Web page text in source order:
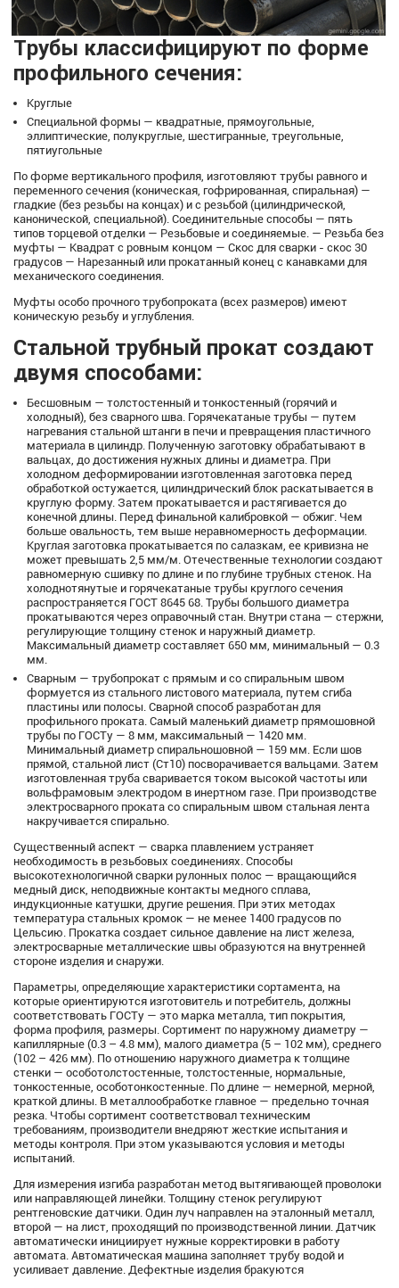
Трубы классифицируют по форме
профильного сечения:
Круглые
Специальной формы — квадратные, прямоугольные,
эллиптические, полукруглые, шестигранные, треугольные,
пятиугольные
По форме вертикального профиля, изготовляют трубы равного и
переменного сечения (коническая, гофрированная, спиральная) —
гладкие (без резьбы на концах) и с резьбой (цилиндрической,
канонической, специальной). Соединительные способы — пять
типов торцевой отделки — Резьбовые и соединяемые. — Резьба без
муфты — Квадрат с ровным концом — Скос для сварки - скос 30
градусов — Нарезанный или прокатанный конец с канавками для
механического соединения.
Муфты особо прочного трубопроката (всех размеров) имеют
коническую резьбу и углубления.
Стальной трубный прокат создают
двумя способами:
Бесшовным — толстостенный и тонкостенный (горячий и
холодный), без сварного шва. Горячекатаные трубы — путем
нагревания стальной штанги в печи и превращения пластичного
материала в цилиндр. Полученную заготовку обрабатывают в
вальцах, до достижения нужных длины и диаметра. При
холодном деформировании изготовленная заготовка перед
обработкой остужается, цилиндрический блок раскатывается в
круглую форму. Затем прокатывается и растягивается до
конечной длины. Перед финальной калибровкой — обжиг. Чем
больше овальность, тем выше неравномерность деформации.
Круглая заготовка прокатывается по салазкам, ее кривизна не
может превышать 2,5 мм/м. Отечественные технологии создают
равномерную сшивку по длине и по глубине трубных стенок. На
холоднотянутые и горячекатаные трубы круглого сечения
распространяется ГОСТ 8645 68. Трубы большого диаметра
прокатываются через оправочный стан. Внутри стана — стержни,
регулирующие толщину стенок и наружный диаметр.
Максимальный диаметр составляет 650 мм, минимальный — 0.3
мм.
Сварным — трубопрокат с прямым и со спиральным швом
формуется из стального листового материала, путем сгиба
пластины или полосы. Сварной способ разработан для
профильного проката. Самый маленький диаметр прямошовной
трубы по ГОСТу — 8 мм, максимальный — 1420 мм.
Минимальный диаметр спиральношовной — 159 мм. Если шов
прямой, стальной лист (Ст10) посворачивается вальцами. Затем
изготовленная труба сваривается током высокой частоты или
вольфрамовым электродом в инертном газе. При производстве
электросварного проката со спиральным швом стальная лента
накручивается спирально.
Существенный аспект — сварка плавлением устраняет
необходимость в резьбовых соединениях. Способы
высокотехнологичной сварки рулонных полос — вращающийся
медный диск, неподвижные контакты медного сплава,
индукционные катушки, другие решения. При этих методах
температура стальных кромок — не менее 1400 градусов по
Цельсию. Прокатка создает сильное давление на лист железа,
электросварные металлические швы образуются на внутренней
стороне изделия и снаружи.
Параметры, определяющие характеристики сортамента, на
которые ориентируются изготовитель и потребитель, должны
соответствовать ГОСТу — это марка металла, тип покрытия,
форма профиля, размеры. Сортимент по наружному диаметру —
капиллярные (0.3 – 4.8 мм), малого диаметра (5 – 102 мм), среднего
(102 – 426 мм). По отношению наружного диаметра к толщине
стенки — особотолстостенные, толстостенные, нормальные,
тонкостенные, особотонкостенные. По длине — немерной, мерной,
краткой длины. В металлообработке главное — предельно точная
резка. Чтобы сортимент соответствовал техническим
требованиям, производители внедряют жесткие испытания и
методы контроля. При этом указываются условия и методы
испытаний.
Для измерения изгиба разработан метод вытягивающей проволоки
или направляющей линейки. Толщину стенок регулируют
рентгеновские датчики. Один луч направлен на эталонный металл,
второй — на лист, проходящий по производственной линии. Датчик
автоматически инициирует нужные корректировки в работу
автомата. Автоматическая машина заполняет трубу водой и
усиливает давление. Дефектные изделия бракуются